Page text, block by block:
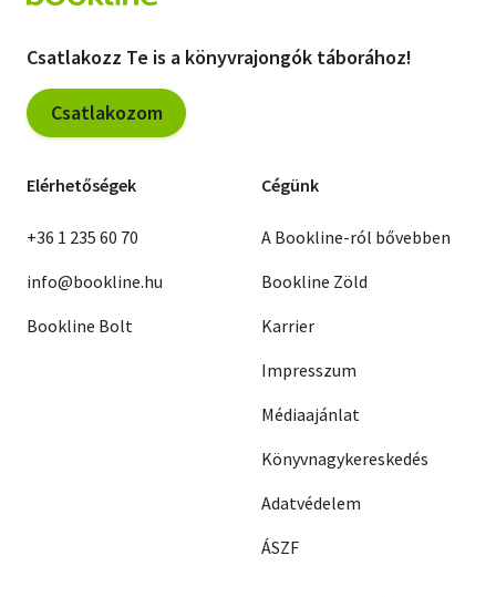
Csatlakozz Te is a könyvrajongók táborához!
Csatlakozom
Elérhetőségek
+36 1 235 60 70
info@bookline.hu
Bookline Bolt
Cégünk
A Bookline-ról bővebben
Bookline Zöld
Karrier
Impresszum
Médiaajánlat
Könyvnagykereskedés
Adatvédelem
ÁSZF